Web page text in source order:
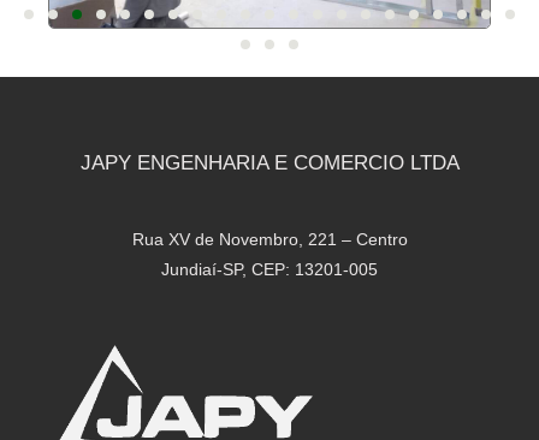
JAPY ENGENHARIA E COMERCIO LTDA
Rua XV de Novembro, 221 – Centro
Jundiaí-SP, CEP: 13201-005